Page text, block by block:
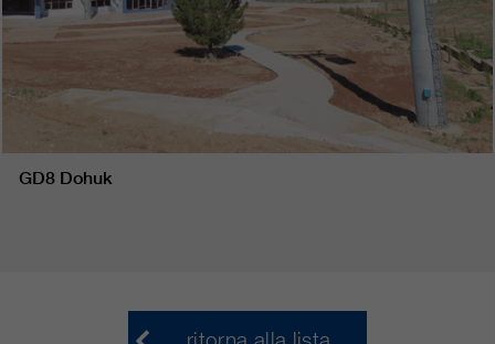
GD8 Dohuk